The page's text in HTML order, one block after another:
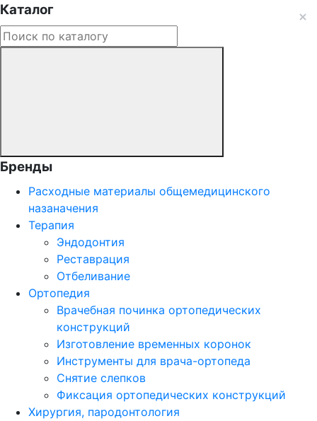
Каталог
Бренды
Расходные материалы общемедицинского
назаначения
Терапия
Эндодонтия
Реставрация
Отбеливание
Ортопедия
Врачебная починка ортопедических
конструкций
Изготовление временных коронок
Инструменты для врача-ортопеда
Снятие слепков
Фиксация ортопедических конструкций
Хирургия, пародонтология